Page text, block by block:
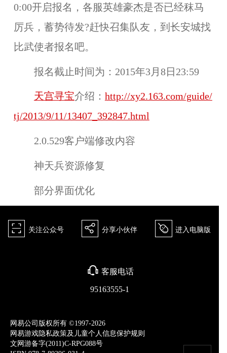
0:00开启报名，各服英雄豪杰是否已经秣马
厉兵，蓄势待发?赶快召集队友，到长安城找
比武使者报名吧。
报名截止时间为： 2015年3月8日23:59
天宫寻宝介绍： http://xy2.163.com/guide/
tj/2013/9/11/13407_392847.html
2.0.529客户端修改内容
神天兵资源修复
部分界面优化
򰀁 关注公众号 򰀂 分享小伙伴 򰀄 进入电脑版
򰀃 客服电话
95163555-1
网易公司版权所有 ©1997-2026
网易游戏隐私政策及儿童个人信息保护规则
文网游备字(2011)C-RPG088号